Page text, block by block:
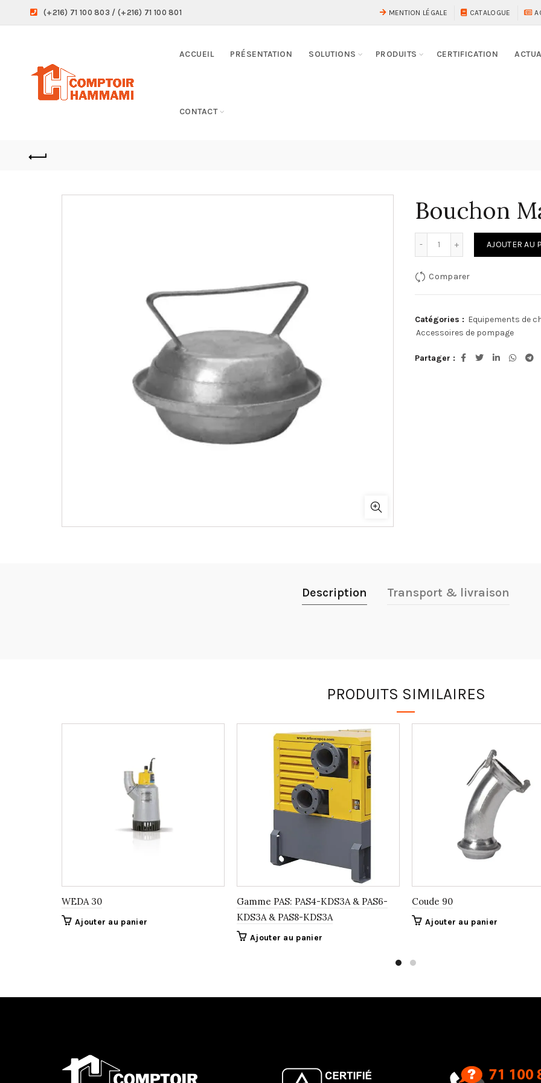
(+216) 71 100 803 / (+216) 71 100 801 MENTION LÉGALE CATALOGUE
ACCUEIL PRÉSENTATION SOLUTIONS PRODUITS CERTIFICATION
CONTACT
Bouchon
AJOUTER AU
Comparer
Catégories : Equipements de
Accessoires de pompage
Partager
Description Transport & livraison
PRODUITS SIMILAIRES
WEDA 30
Ajouter au panier
Gamme PAS: PAS4-KDS3A & PAS6-
KDS3A & PAS8-KDS3A
Ajouter au panier
Coude 90
Ajouter au panier